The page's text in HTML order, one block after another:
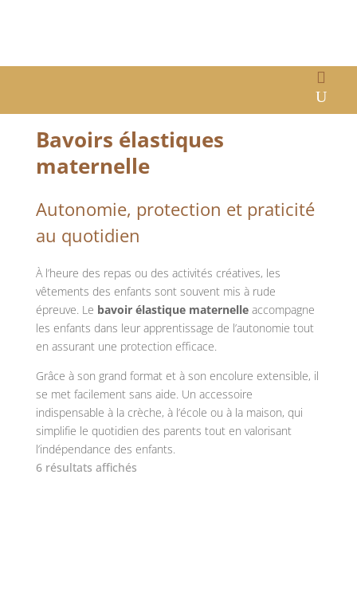
/ Bavoirs élastiques maternelle
Bavoirs élastiques
maternelle
Autonomie, protection et praticité
au quotidien
À l’heure des repas ou des activités créatives, les
vêtements des enfants sont souvent mis à rude
épreuve. Le bavoir élastique maternelleaccompagne
les enfants dans leur apprentissage de l’autonomie tout
en assurant une protection efficace.
Grâce à son grand format et à son encolure extensible, il
se met facilement sans aide. Un accessoire
indispensable à la crèche, à l’école ou à la maison, qui
simplifie le quotidien des parents tout en valorisant
l’indépendance des enfants.
6 résultats affichés